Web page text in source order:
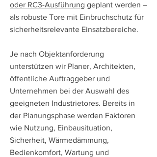
oder RC3-Ausführung geplant werden –
als robuste Tore mit Einbruchschutz für
sicherheitsrelevante Einsatzbereiche.
Je nach Objektanforderung
unterstützen wir Planer, Architekten,
öffentliche Auftraggeber und
Unternehmen bei der Auswahl des
geeigneten Industrietores. Bereits in
der Planungsphase werden Faktoren
wie Nutzung, Einbausituation,
Sicherheit, Wärmedämmung,
Bedienkomfort, Wartung und